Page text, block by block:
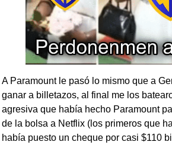
A Paramount le pasó lo mismo que a
ganar a billetazos, al final me los
agresiva que había hecho Paramount
de la bolsa a Netflix (los primeros que
había puesto un cheque por casi $110